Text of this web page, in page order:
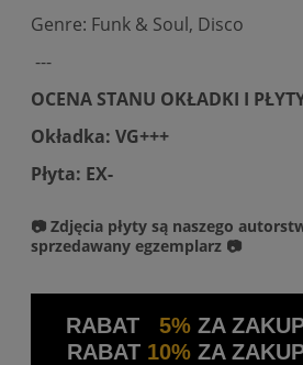
Genre: Funk & Soul, Disco
---
OCENA STANU OKŁADKI I
Okładka: VG+++
Płyta: EX-
📷 Zdjęcia płyty są naszego
sprzedawany egzemplarz 📷
RABAT 5% ZA
RABAT 10%ZA